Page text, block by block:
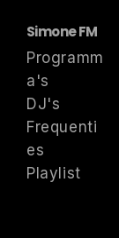
Simone FM
Programm
a's
DJ's
Frequenti
es
Playlist